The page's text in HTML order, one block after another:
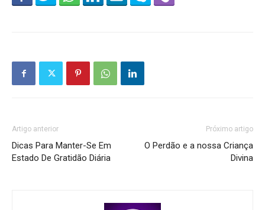
Artigo anterior
Dicas Para Manter-Se Em
Estado De Gratidão Diária
Próximo artigo
O Perdão e a nossa Criança
Divina